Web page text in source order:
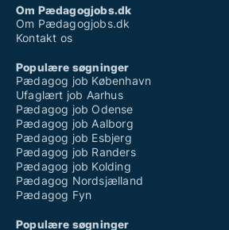
Om Pædagogjobs.dk
Om Pædagogjobs.dk
Kontakt os
Populære søgninger
Pædagog job København
Ufaglært job Aarhus
Pædagog job Odense
Pædagog job Aalborg
Pædagog job Esbjerg
Pædagog job Randers
Pædagog job Kolding
Pædagog Nordsjælland
Pædagog Fyn
Populære søgninger